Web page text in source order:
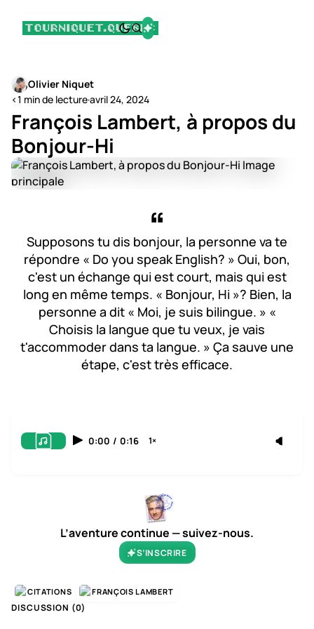
Olivier Niquet
<1 min de lecture·avril 24, 2024
François Lambert, à propos du
Bonjour-Hi
Supposons tu dis bonjour, la personne va te
répondre « Do you speak English? » Oui, bon,
c'est un échange qui est court, mais qui est
long en même temps. « Bonjour, Hi »? Bien, la
personne a dit « Moi, je suis bilingue. » «
Choisis la langue que tu veux, je vais
t'accommoder dans ta langue. » Ça sauve une
étape, c'est très efficace.
0:00 / 0:16 1×
L’aventure continue — suivez-nous.
S’INSCRIRE
CITATIONS FRANÇOIS LAMBERT
DISCUSSION (0)